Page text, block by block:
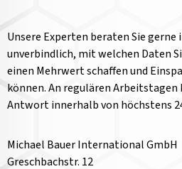
Unsere Experten beraten Sie gerne
unverbindlich, mit welchen Daten
einen Mehrwert schaffen und
können. An regulären
Antwort innerhalb von höchstens
Michael Bauer International GmbH
Greschbachstr. 12